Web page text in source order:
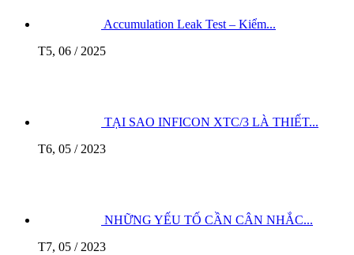
Accumulation Leak Test – Kiểm...
T5, 06 / 2025
TẠI SAO INFICON XTC/3 LÀ THIẾT...
T6, 05 / 2023
NHỮNG YẾU TỐ CẦN CÂN NHẮC...
T7, 05 / 2023